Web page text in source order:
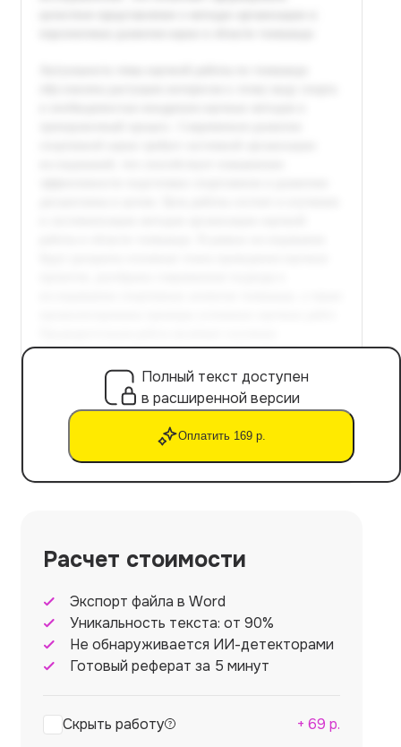
Полный текст доступен
в расширенной версии
Оплатить 169 р.
Расчет стоимости
Экспорт файла в Word
Уникальность текста: от 90%
Не обнаруживается ИИ-детекторами
Готовый реферат за 5 минут
Скрыть работу + 69 р.